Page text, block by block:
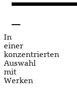
In
einer
konzentrierten
Auswahl
mit
Werken